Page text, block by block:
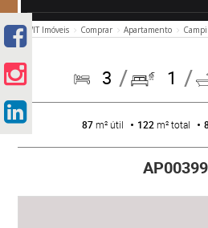
WIT Imóveis Comprar Apartamento
3 1
87m² útil 122 m² total